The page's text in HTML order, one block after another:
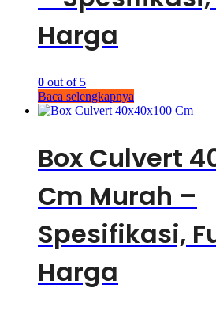
Harga
0 out of 5
Baca selengkapnya
Box Culvert
Cm Murah –
Spesifikasi,
Harga